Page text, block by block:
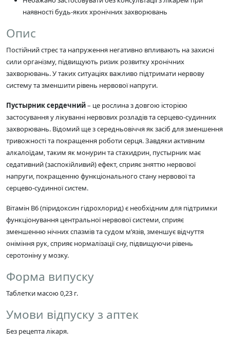
наявності будь-яких хронічних захворювань
Опис
Постійний стрес та напруження негативно впливають на захисні
сили організму, підвищують ризик розвитку хронічних
захворювань. У таких ситуаціях важливо підтримати нервову
систему та зменшити рівень нервової напруги.
Пустырник сердечний– це рослина з довгою історією
застосування у лікуванні нервових розладів та серцево-судинних
захворювань. Відомий ще з середньовіччя як засіб для зменшення
тривожності та покращення роботи серця. Завдяки активним
алкалоїдам, таким як монурин та стахидрин, пустырник має
седативний (заспокійливий) ефект, сприяє зняттю нервової
напруги, покращенню функціонального стану нервової та
серцево-судинної систем.
Вітамін В6 (піридоксин гідрохлорид) є необхідним для підтримки
функціонування центральної нервової системи, сприяє
зменшенню нічних спазмів та судом м’язів, зменшує відчуття
оніміння рук, сприяє нормалізації сну, підвищуючи рівень
серотоніну у мозку.
Форма випуску
Таблетки масою 0,23 г.
Умови відпуску з аптек
Без рецепта лікаря.